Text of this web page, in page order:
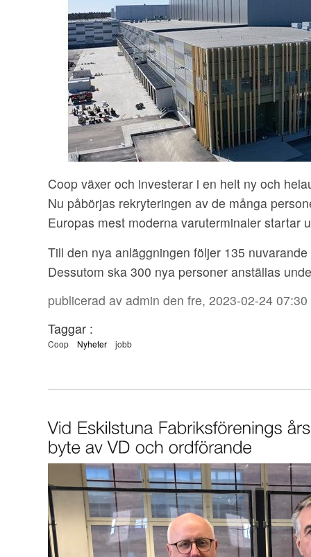
Coop växer och investerar i en helt ny och
Nu påbörjas rekryteringen av de många
Europas mest moderna varuterminaler startar
Till den nya anläggningen följer 135
Dessutom ska 300 nya personer anställas
publicerad av admin den fre, 2023-02-24 07:30
Taggar :
Coop Nyheter jobb